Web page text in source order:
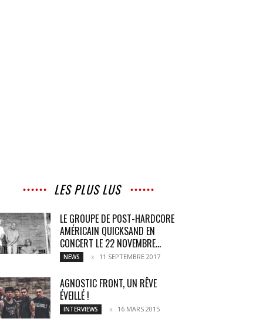
LES PLUS LUS
LE GROUPE DE POST-HARDCORE
AMÉRICAIN QUICKSAND EN
CONCERT LE 22 NOVEMBRE...
NEWS 11 SEPTEMBRE 2017
AGNOSTIC FRONT, UN RÊVE
ÉVEILLÉ !
INTERVIEWS 16 MARS 2015